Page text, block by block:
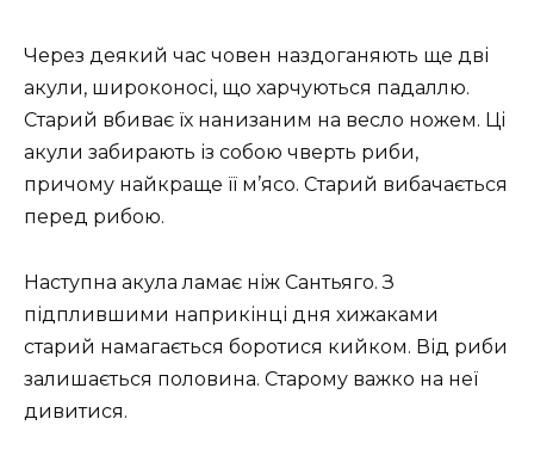
Через деякий час човен наздоганяють ще дві
акули, широконосі, що харчуються падаллю.
Старий вбиває їх нанизаним на весло ножем. Ці
акули забирають із собою чверть риби,
причому найкраще її м’ясо. Старий вибачається
перед рибою.
Наступна акула ламає ніж Сантьяго. З
підплившими наприкінці дня хижаками
старий намагається боротися кийком. Від риби
залишається половина. Старому важко на неї
дивитися.